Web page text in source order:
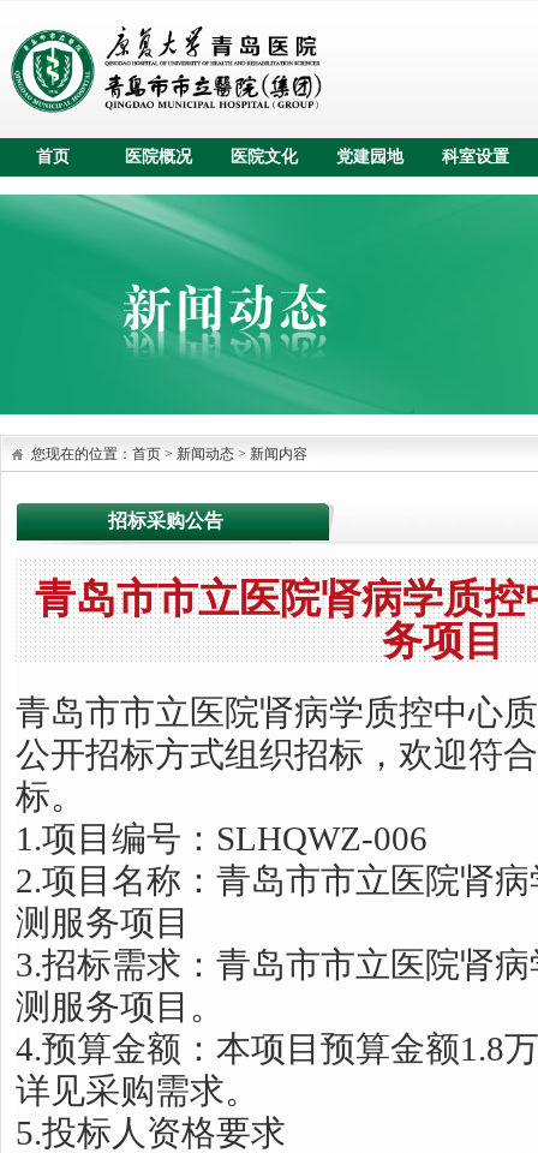
首页 医院概况 医院文化 党建园地 科室设置
您现在的位置： 首页 > 新闻动态 > 新闻内容
招标采购公告
青岛市市立医院肾病学质
务项目
青岛市市立医院肾病学质控中心
公开招标方式组织招标，欢迎符
标。
1.项目编号：SLHQWZ-006
2.项目名称：青岛市市立医院肾
测服务项目
3.招标需求：青岛市市立医院肾
测服务项目。
4.预算金额：本项目预算金额1.8
详见采购需求。
5.投标人资格要求